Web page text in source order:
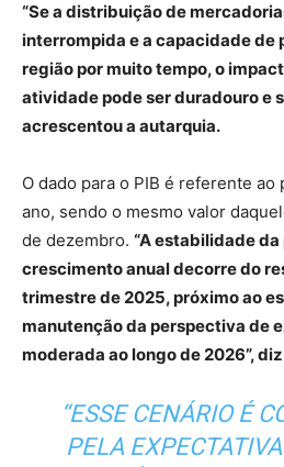
“Se a distribuição de
interrompida e a capacidade de
região por muito tempo, o
atividade pode ser duradouro e
acrescentou a autarquia.
O dado para o PIB é referente
ano, sendo o mesmo valor
de dezembro. “A estabilidade
crescimento anual decorre do
trimestre de 2025, próximo ao
manutenção da perspectiva de
moderada ao longo de 2026”,
“ESSE CENÁRIO É
PELA